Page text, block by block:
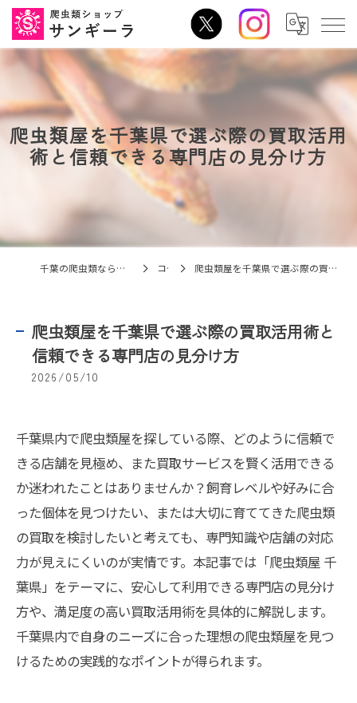
爬虫類屋を千葉県で選ぶ際の買取活用
術と信頼できる専門店の見分け方
千葉の爬虫類なら爬虫類ショップ サンギーラ コラム 爬虫類屋を千葉県で選ぶ際の買取活用術と信頼できる専門店の見分け方
爬虫類屋を千葉県で選ぶ際の買取活用術と
信頼できる専門店の見分け方
2026/05/10
千葉県内で爬虫類屋を探している際、どのように信頼で
きる店舗を見極め、また買取サービスを賢く活用できる
か迷われたことはありませんか？飼育レベルや好みに合
った個体を見つけたい、または大切に育ててきた爬虫類
の買取を検討したいと考えても、専門知識や店舗の対応
力が見えにくいのが実情です。本記事では「爬虫類屋 千
葉県」をテーマに、安心して利用できる専門店の見分け
方や、満足度の高い買取活用術を具体的に解説します。
千葉県内で自身のニーズに合った理想の爬虫類屋を見つ
けるための実践的なポイントが得られます。